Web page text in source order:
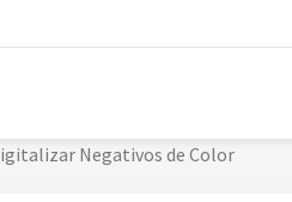
Negativos de Color